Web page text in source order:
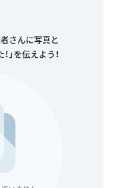
さんに写真と
」を伝えよう！